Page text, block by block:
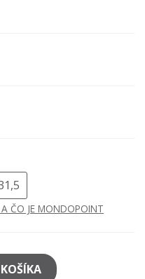
A ČO JE MONDOPOINT